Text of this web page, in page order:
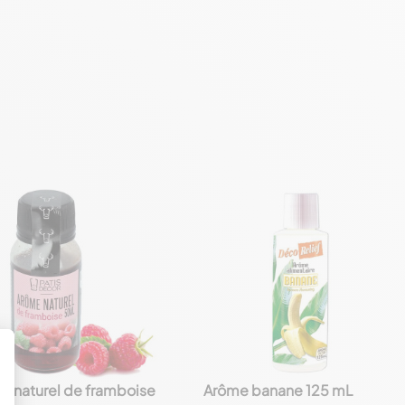
naturel de framboise
Arôme banane 125 mL